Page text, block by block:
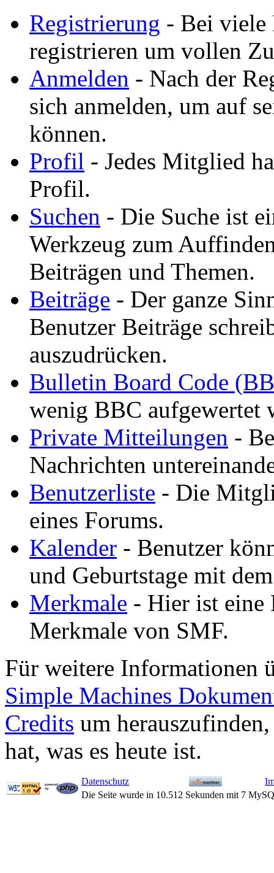
Registrierung - Bei viele
registrieren um vollen
Anmelden - Nach der
sich anmelden, um auf
können.
Profil - Jedes Mitglied
Profil.
Suchen - Die Suche ist
Werkzeug zum
Beiträgen und Themen.
Beiträge - Der ganze
Benutzer Beiträge
auszudrücken.
Bulletin Board Code
wenig BBC aufgewertet
Private Mitteilungen -
Nachrichten
Benutzerliste - Die
eines Forums.
Kalender - Benutzer
und Geburtstage mit
Merkmale - Hier ist eine
Merkmale von SMF.
Für weitere Informationen
Simple Machines
Credits um
hat, was es heute ist.
Datenschutz
Die Seite wurde in 10.512 Sekunden mit 7